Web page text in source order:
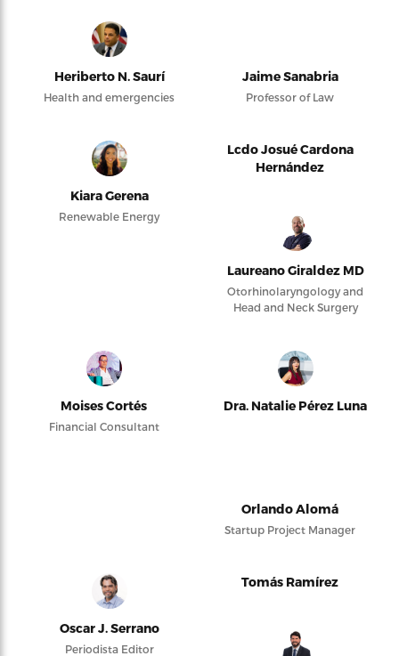
Heriberto N. Saurí
Health and emergencies
Jaime Sanabria
Professor of Law
Kiara Gerena
Renewable Energy
Lcdo Josué Cardona
Hernández
Laureano Giraldez MD
Otorhinolaryngology and
Head and Neck Surgery
Moises Cortés
Financial Consultant
Dra. Natalie Pérez Luna
Orlando Alomá
Startup Project Manager
Oscar J. Serrano
Periodista Editor
Tomás Ramírez